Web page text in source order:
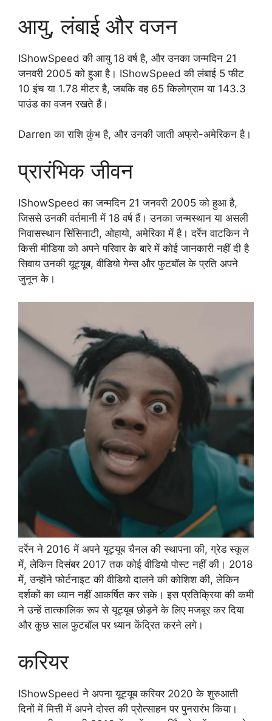
आयु, लंबाई और वजन
IShowSpeed की आयु 18 वर्ष है, और उनका जन्मदिन 21
जनवरी 2005 को हुआ है। IShowSpeed की लंबाई 5 फीट
10 इंच या 1.78 मीटर है, जबकि वह 65 किलोग्राम या 143.3
पाउंड का वजन रखते हैं।
Darren का राशि कुंभ है, और उनकी जाती अफ्रो-अमेरिकन है।
प्रारंभिक जीवन
IShowSpeed का जन्मदिन 21 जनवरी 2005 को हुआ है,
जिससे उनकी वर्तमानी में 18 वर्ष हैं। उनका जन्मस्थान या असली
निवासस्थान सिंसिनाटी, ओहायो, अमेरिका में है। दर्रेन वाटकिन ने
किसी मीडिया को अपने परिवार के बारे में कोई जानकारी नहीं दी है
सिवाय उनकी यूट्यूब, वीडियो गेम्स और फुटबॉल के प्रति अपने
जुनून के।
दर्रेन ने 2016 में अपने यूट्यूब चैनल की स्थापना की, ग्रेड स्कूल
में, लेकिन दिसंबर 2017 तक कोई वीडियो पोस्ट नहीं की। 2018
में, उन्होंने फोर्टनाइट की वीडियो दालने की कोशिश की, लेकिन
दर्शकों का ध्यान नहीं आकर्षित कर सके। इस प्रतिक्रिया की कमी
ने उन्हें तात्कालिक रूप से यूट्यूब छोड़ने के लिए मजबूर कर दिया
और कुछ साल फुटबॉल पर ध्यान केंद्रित करने लगे।
करियर
IShowSpeed ने अपना यूट्यूब करियर 2020 के शुरुआती
दिनों में मित्ती में अपने दोस्त की प्रोत्साहन पर पुनरारंभ किया।